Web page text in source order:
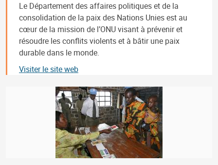
Le Département des affaires politiques et de la
consolidation de la paix des Nations Unies est au
cœur de la mission de l’ONU visant à prévenir et
résoudre les conflits violents et à bâtir une paix
durable dans le monde.
Visiter le site web